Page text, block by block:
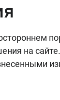
на